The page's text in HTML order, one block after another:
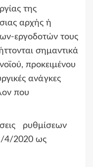
της
αρχής ή
εργοδοτών τους
σημαντικά
προκειμένου
ανάγκες
που
ρυθμίσεων
4/2020 ως